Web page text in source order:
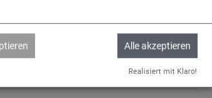
08424 8911-20
Alle akzeptieren
Realisiert mit Klaro!